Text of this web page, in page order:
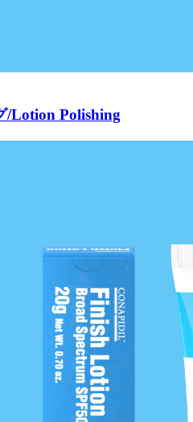
/Lotion Polishing